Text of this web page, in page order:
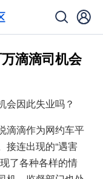
滴滴司机会
会因此失业吗？
滴滴作为网约车平
接连出现的“遇害
了各种各样的情